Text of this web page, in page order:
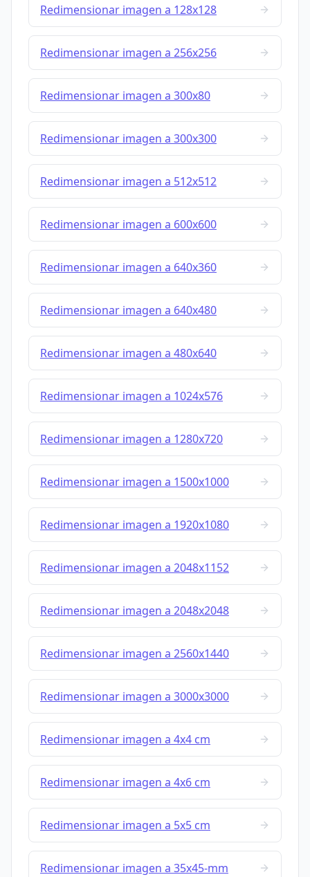
Redimensionar imagen a 128x128
Redimensionar imagen a 256x256
Redimensionar imagen a 300x80
Redimensionar imagen a 300x300
Redimensionar imagen a 512x512
Redimensionar imagen a 600x600
Redimensionar imagen a 640x360
Redimensionar imagen a 640x480
Redimensionar imagen a 480x640
Redimensionar imagen a 1024x576
Redimensionar imagen a 1280x720
Redimensionar imagen a 1500x1000
Redimensionar imagen a 1920x1080
Redimensionar imagen a 2048x1152
Redimensionar imagen a 2048x2048
Redimensionar imagen a 2560x1440
Redimensionar imagen a 3000x3000
Redimensionar imagen a 4x4 cm
Redimensionar imagen a 4x6 cm
Redimensionar imagen a 5x5 cm
Redimensionar imagen a 35x45-mm